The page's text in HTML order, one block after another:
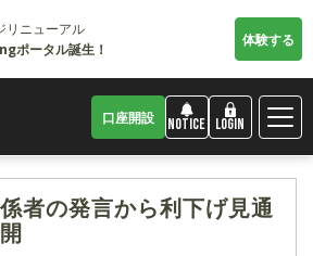
リニューアル
ポータル誕生！
体験する
口座開設 NOTICE LOGIN
者の発言から利下げ見通